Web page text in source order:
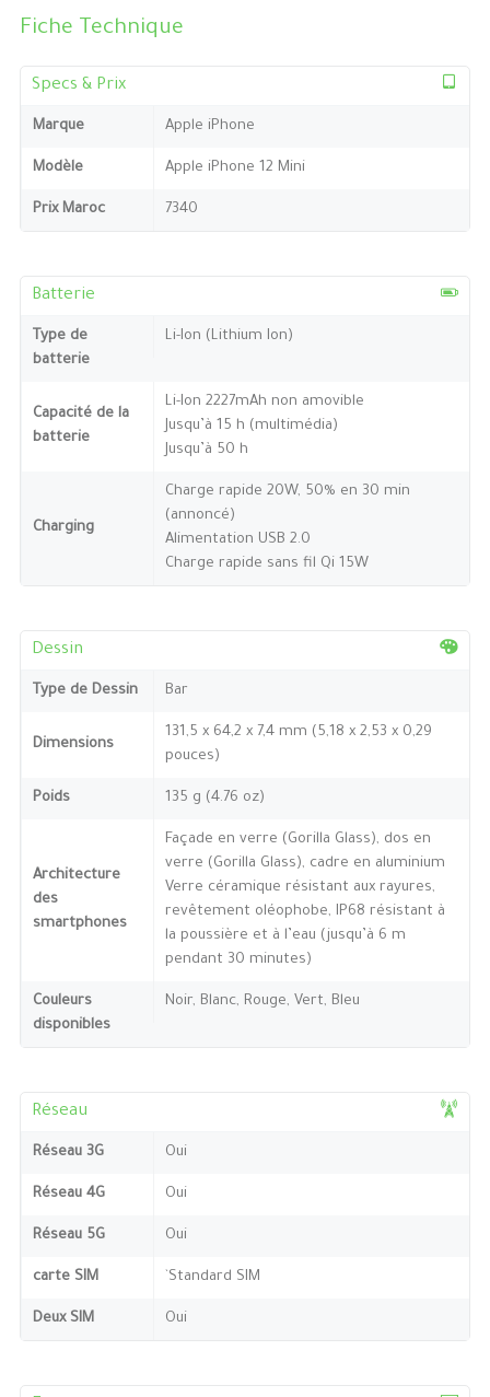
Fiche Technique
Specs & Prix
Marque Apple iPhone
Modèle Apple iPhone 12 Mini
Prix Maroc 7340
Batterie
Type de
batterie
Li-Ion (Lithium Ion)
Capacité de la
batterie
Li-Ion 2227mAh non amovible
Jusqu’à 15 h (multimédia)
Jusqu’à 50 h
Charging
Charge rapide 20W, 50% en 30 min
(annoncé)
Alimentation USB 2.0
Charge rapide sans fil Qi 15W
Dessin
Type de Dessin Bar
Dimensions
131,5 x 64,2 x 7,4 mm (5,18 x 2,53 x 0,29
pouces)
Poids 135 g (4.76 oz)
Architecture
des
smartphones
Façade en verre (Gorilla Glass), dos en
verre (Gorilla Glass), cadre en aluminium
Verre céramique résistant aux rayures,
revêtement oléophobe, IP68 résistant à
la poussière et à l’eau (jusqu’à 6 m
pendant 30 minutes)
Couleurs
disponibles
Noir, Blanc, Rouge, Vert, Bleu
Réseau
Réseau 3G Oui
Réseau 4G Oui
Réseau 5G Oui
carte SIM `Standard SIM
Deux SIM Oui